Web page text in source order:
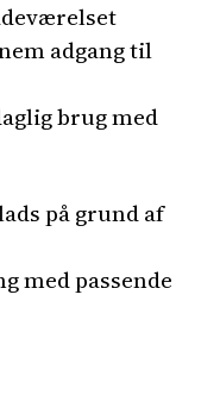
adgang til
brug med
på grund af
med passende